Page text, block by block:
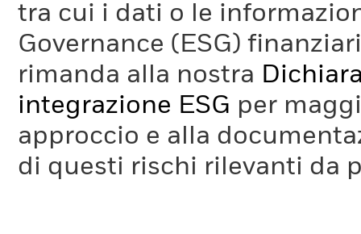
tra cui i dati o le
Governance (ESG)
rimanda alla nostra
integrazione ESG per
approccio e alla
di questi rischi rilevanti da